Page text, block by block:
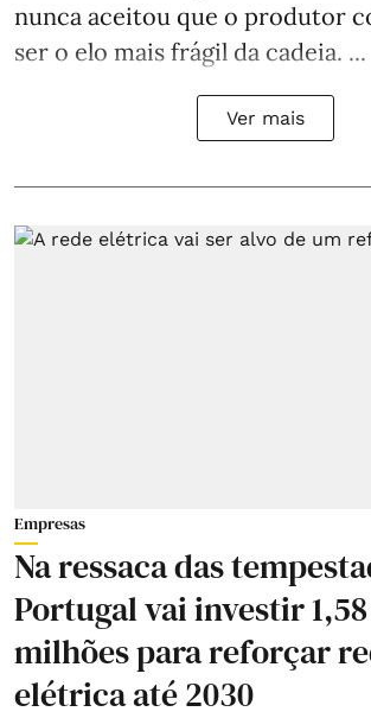
nunca aceitou que o produtor
ser o elo mais frágil da cadeia. ...
Ver mais
Empresas
Na ressaca das
Portugal vai investir
milhões para reforçar
elétrica até 2030